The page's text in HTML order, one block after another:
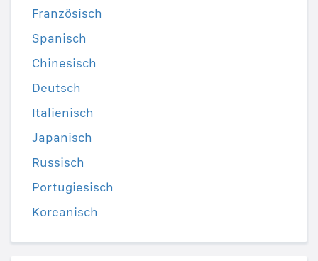
Französisch
Spanisch
Chinesisch
Deutsch
Italienisch
Japanisch
Russisch
Portugiesisch
Koreanisch